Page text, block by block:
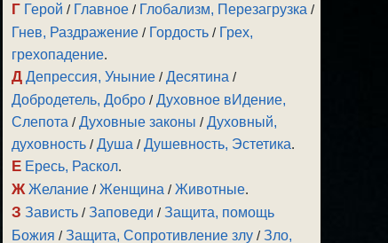
Г Герой / Главное / Глобализм, Перезагрузка /
Гнев, Раздражение / Гордость / Грех,
грехопадение.
Д Депрессия, Уныние /Десятина /
Добродетель, Добро /Духовное вИдение,
Слепота /Духовные законы /Духовный,
духовность /Душа /Душевность, Эстетика.
Е Ересь, Раскол.
Ж Желание /Женщина /Животные.
З Зависть /Заповеди /Защита, помощь
Божия /Защита, Сопротивление злу /Зло,